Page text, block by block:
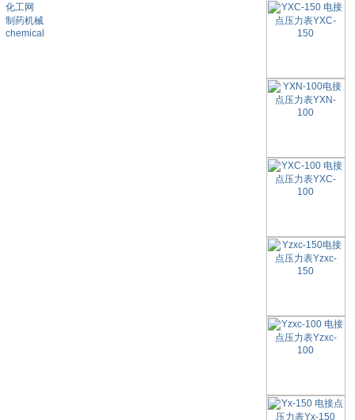
化工网
制药机械
chemical